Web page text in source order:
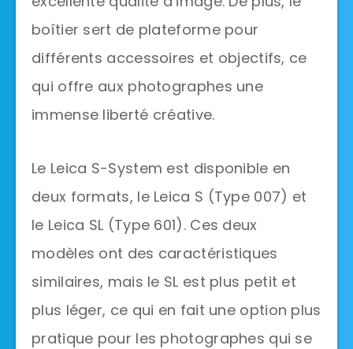
boîtier sert de plateforme pour
différents accessoires et objectifs, ce
qui offre aux photographes une
immense liberté créative.
Le Leica S-System est disponible en
deux formats, le Leica S (Type 007) et
le Leica SL (Type 601). Ces deux
modèles ont des caractéristiques
similaires, mais le SL est plus petit et
plus léger, ce qui en fait une option plus
pratique pour les photographes qui se